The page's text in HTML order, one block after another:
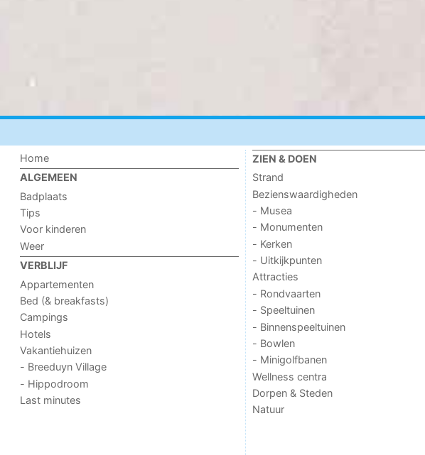
Home
ALGEMEEN
Badplaats
Tips
Voor kinderen
Weer
VERBLIJF
Appartementen
Bed (& breakfasts)
Campings
Hotels
Vakantiehuizen
- Breeduyn Village
- Hippodroom
Last minutes
ZIEN & DOEN
Strand
Bezienswaardigheden
- Musea
- Monumenten
- Kerken
- Uitkijkpunten
Attracties
- Rondvaarten
- Speeltuinen
- Binnenspeeltuinen
- Bowlen
- Minigolfbanen
Wellness centra
Dorpen & Steden
Natuur